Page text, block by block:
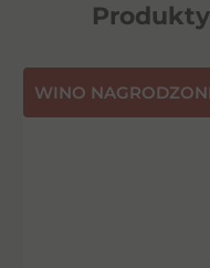
⁠WINO